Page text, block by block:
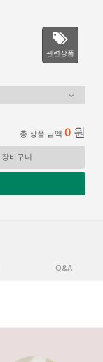
관련상품
총 상품 금액 0 원
장바구니
Q&A